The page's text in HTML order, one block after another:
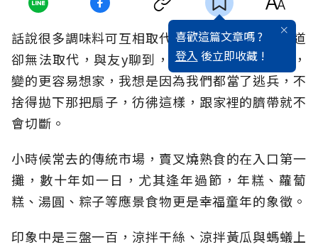
喜歡這篇文章嗎 ?
登入 後立即收藏 !
話說很多調味料可互相取代，但豆瓣與醬油的味道
卻無法取代，與友y聊到，似乎做了人家妻子後，
變的更容易想家，我想是因為我們都當了逃兵，不
捨得拋下那把扇子，彷彿這樣，跟家裡的臍帶就不
會切斷。
小時候常去的傳統市場，賣叉燒熟食的在入口第一
攤，數十年如一日，尤其逢年過節，年糕、蘿蔔
糕、湯圓、粽子等應景食物更是幸福童年的象徵。
印象中是三盤一百，涼拌干絲、涼拌黃瓜與螞蟻上